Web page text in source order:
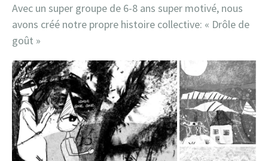
Avec un super groupe de 6-8 ans super motivé, nous
avons créé notre propre histoire collective: « Drôle de
goût »